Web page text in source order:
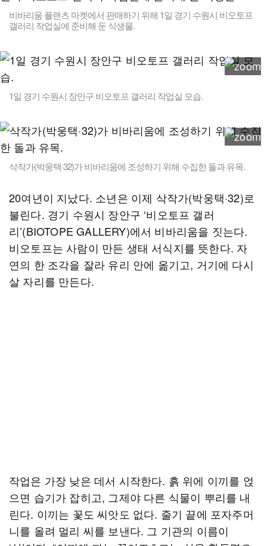
비바리움 플랜츠 마켓에서 판매하기 위해 1일 경기 수원시 비오토프
갤러리 작업실에 준비해 둔 식생물.
1일 경기 수원시 장안구 비오토프 갤러리 작업실 모습.
삭작가(박웅택·32)가 비바리움에 조성하기 위해 수집한 돌과 유목.
20여년이 지났다. 소년은 이제 삭작가(박웅택·32)로
불린다. 경기 수원시 장안구 ‘비오토프 갤러
리’(BIOTOPE GALLERY)에서 비바리움을 짓는다.
비오토프는 사람이 만든 생태 서식지를 뜻한다. 자
연의 한 조각을 잘라 유리 안에 옮기고, 거기에 다시
살 자리를 만든다.
작업은 가장 낮은 데서 시작한다. 흙 위에 이끼를 얹
으면 습기가 잡히고, 그제야 다른 식물이 뿌리를 내
린다. 이끼는 꽃도 씨앗도 없다. 줄기 끝에 포자주머
니를 올려 멀리 씨를 보낸다. 그 기관의 이름이